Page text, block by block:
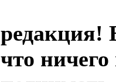
редакция!
что ничего